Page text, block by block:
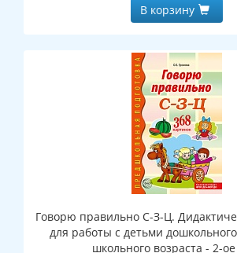
В корзину
Говорю правильно С-З-Ц.
для работы с детьми
школьного возраста - 2-